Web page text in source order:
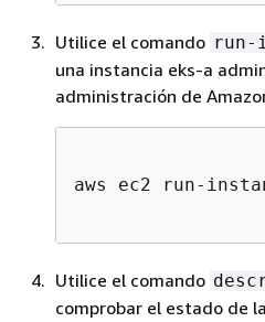
Utilice el comando run-
una instancia eks-a
administración de
aws ec2 run-
Utilice el comando
comprobar el estado de